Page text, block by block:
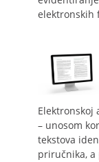
elektronskih
– unosom
tekstova
priručnika, a